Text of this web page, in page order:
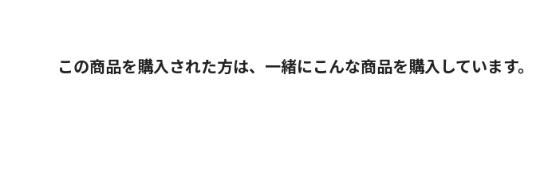
この商品を購入された方は、一緒にこんな商品を購入しています。